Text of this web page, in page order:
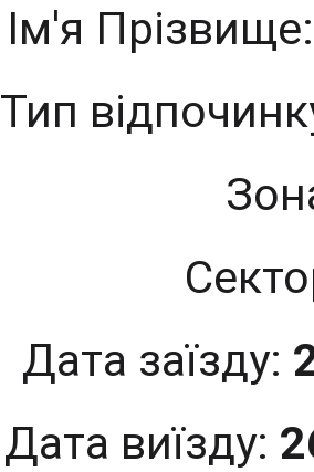
Ім'я
Тип
Дата заїзду:
Дата виїзду: